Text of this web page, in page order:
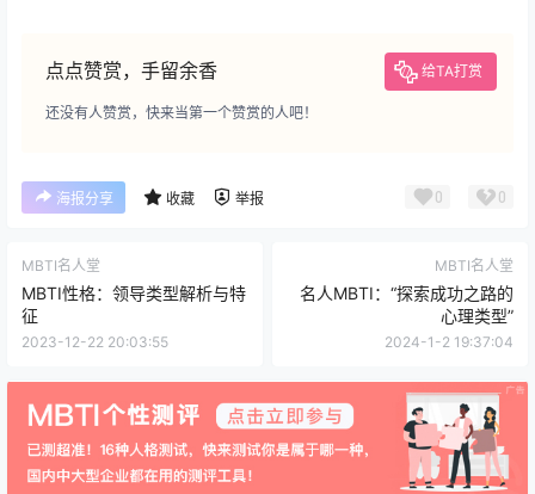
点点赞赏，手留余香 给TA打赏
还没有人赞赏，快来当第一个赞赏的人吧！
海报分享 收藏 举报 0 0
MBTI名人堂
MBTI性格：领导类型解析与特
征
2023-12-22 20:03:55
MBTI名人堂
名人MBTI：“探索成功之路的
心理类型”
2024-1-2 19:37:04